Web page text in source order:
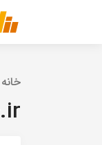
خانه